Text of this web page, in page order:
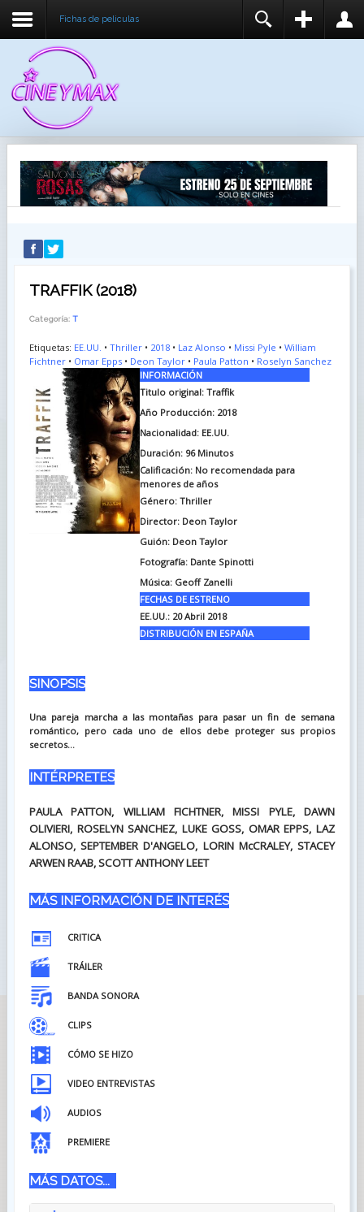
Fichas de peliculas
RECUÉRDEME
IDENTIFICARSE
REGISTER
TRAFFIK (2018)
Categoría: T
Etiquetas: EE.UU. • Thriller• 2018• Laz Alonso • Missi Pyle • William
Fichtner• Omar Epps• Deon Taylor• Paula Patton • Roselyn Sanchez
INFORMACIÓN
Titulo original: Traffik
Año Producción: 2018
Nacionalidad: EE.UU.
Duración: 96 Minutos
Calificación: No recomendada para
menores de años
Género: Thriller
Director: Deon Taylor
Guión: Deon Taylor
Fotografía: Dante Spinotti
Música: Geoff Zanelli
FECHAS DE ESTRENO
EE.UU.: 20 Abril 2018
DISTRIBUCIÓN EN ESPAÑA
SINOPSIS
Una pareja marcha a las montañas para pasar un fin de semana
romántico, pero cada uno de ellos debe proteger sus propios
secretos...
INTÉRPRETES
PAULA PATTON, WILLIAM FICHTNER, MISSI PYLE, DAWN
OLIVIERI, ROSELYN SANCHEZ, LUKE GOSS, OMAR EPPS, LAZ
ALONSO, SEPTEMBER D'ANGELO, LORIN McCRALEY, STACEY
ARWEN RAAB, SCOTT ANTHONY LEET
MÁS INFORMACIÓN DE INTERÉS
CRITICA
TRÁILER
BANDA SONORA
CLIPS
CÓMO SE HIZO
VIDEO ENTREVISTAS
AUDIOS
PREMIERE
MÁS DATOS...